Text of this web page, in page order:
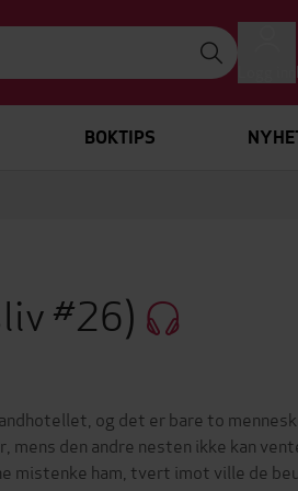
BOKTIPS
#26)
og det er bare to
den andre nesten ikke kan
mistenke ham, tvert imot ville de